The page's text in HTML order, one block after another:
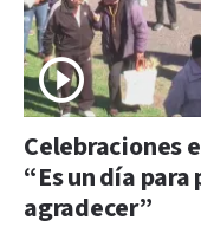
Celebraciones
“Es un día
agradecer”